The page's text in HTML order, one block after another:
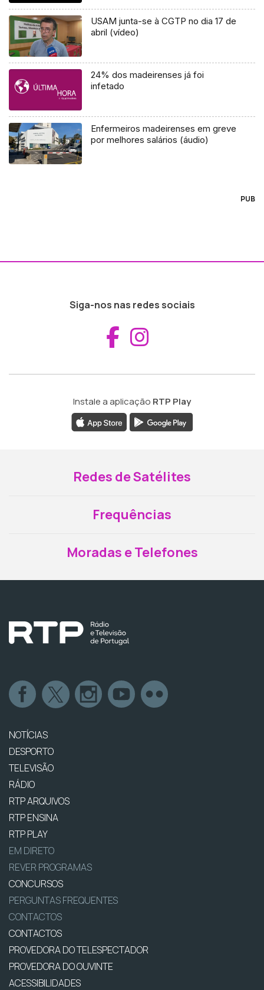
USAM junta-se à CGTP no dia 17 de
abril (vídeo)
24% dos madeirenses já foi
infetado
Enfermeiros madeirenses em greve
por melhores salários (áudio)
PUB
Siga-nos nas redes sociais
Aceder ao
Instale a aplicação RTP Play
Redes de Satélites
Frequências
Moradas e Telefones
NOTÍCIAS
DESPORTO
TELEVISÃO
RÁDIO
RTP ARQUIVOS
RTP ENSINA
RTP PLAY
EM DIRETO
REVER PROGRAMAS
CONCURSOS
PERGUNTAS FREQUENTES
CONTACTOS
CONTACTOS
PROVEDORA DO TELESPECTADOR
PROVEDORA DO OUVINTE
ACESSIBILIDADES